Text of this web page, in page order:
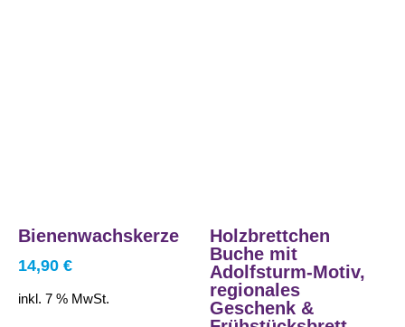
Bienenwachskerze
14,90 €
inkl. 7 % MwSt.
Holzbrettchen
Buche mit
Adolfsturm-Motiv,
regionales
Geschenk &